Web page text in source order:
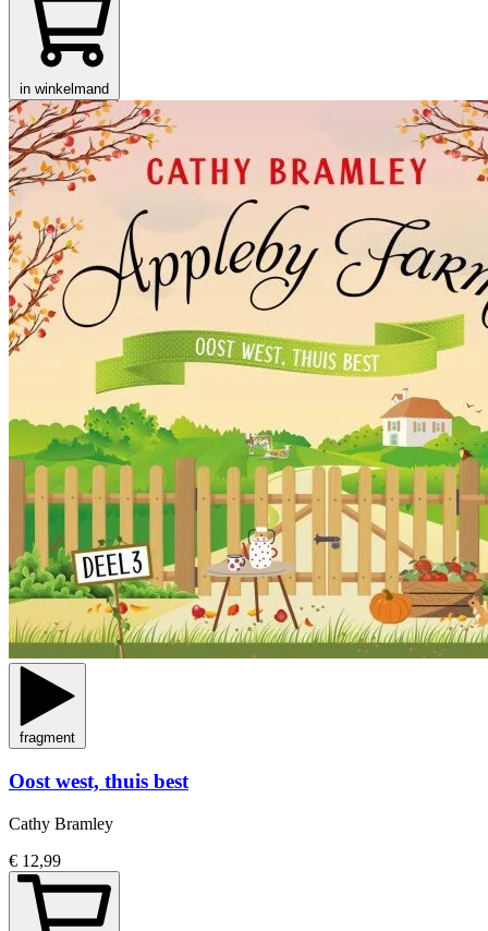
in winkelmand
fragment
Oost west, thuis best
Cathy Bramley
€ 12,99